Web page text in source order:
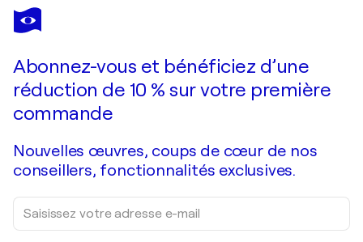
ERIC BRUNI
Plénitude
Abonnez-vous et bénéficiez d’une
réduction de 10 % sur votre première
commande
Nouvelles œuvres, coups de cœur de nos
conseillers, fonctionnalités exclusives.